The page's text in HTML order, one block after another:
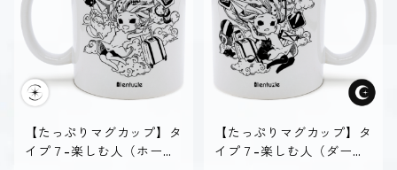
【たっぷりマグカップ】タ
イプ７-楽しむ人（ホーリ
【たっぷりマグカップ】タ
イプ７-楽しむ人（ダー